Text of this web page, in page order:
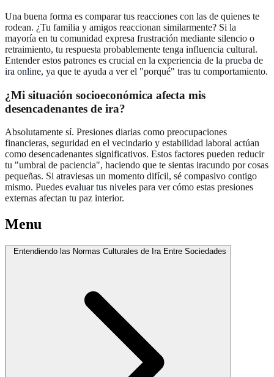
Una buena forma es comparar tus reacciones con las de quienes te
rodean. ¿Tu familia y amigos reaccionan similarmente? Si la
mayoría en tu comunidad expresa frustración mediante silencio o
retraimiento, tu respuesta probablemente tenga influencia cultural.
Entender estos patrones es crucial en la experiencia de la prueba de
ira online, ya que te ayuda a ver el "porqué" tras tu comportamiento.
¿Mi situación socioeconómica afecta mis
desencadenantes de ira?
Absolutamente sí. Presiones diarias como preocupaciones
financieras, seguridad en el vecindario y estabilidad laboral actúan
como desencadenantes significativos. Estos factores pueden reducir
tu "umbral de paciencia", haciendo que te sientas iracundo por cosas
pequeñas. Si atraviesas un momento difícil, sé compasivo contigo
mismo. Puedes evaluar tus niveles para ver cómo estas presiones
externas afectan tu paz interior.
Menu
Entendiendo las Normas Culturales de Ira Entre Sociedades